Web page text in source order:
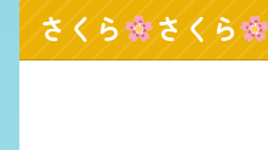
さくら さくら